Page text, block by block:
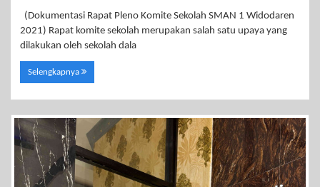
(Dokumentasi Rapat Pleno Komite Sekolah SMAN 1 Widodaren
2021) Rapat komite sekolah merupakan salah satu upaya yang
dilakukan oleh sekolah dala
Selengkapnya